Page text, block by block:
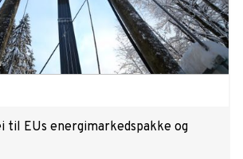
til EUs energimarkedspakke og